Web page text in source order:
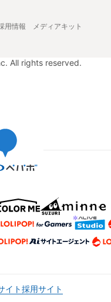
用情報 メディアキット
All rights reserved.
イト採用サイト